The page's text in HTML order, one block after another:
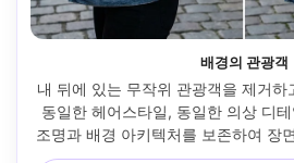
배경의 관광객
내 뒤에 있는 무작위 관광객을 제거하
동일한 헤어스타일, 동일한 의상 디
조명과 배경 아키텍처를 보존하여 장
보이도록 주의를 산만하게